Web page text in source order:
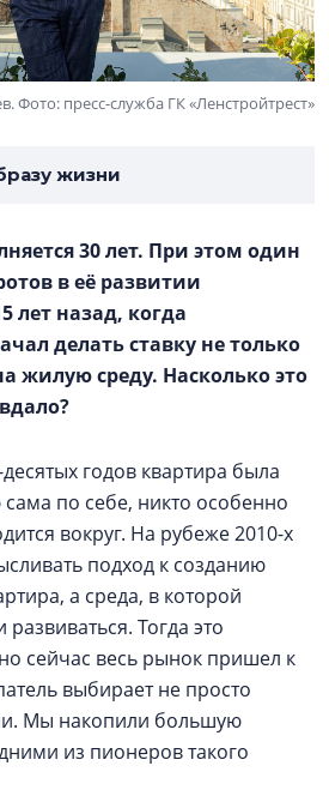
Фото: пресс-служба ГК «Ленстройтрест»
жизни
30 лет. При этом один
в её развитии
лет назад, когда
делать ставку не только
жилую среду. Насколько это
годов квартира была
по себе, никто особенно
вокруг. На рубеже 2010-х
подход к созданию
а среда, в которой
Тогда это
сейчас весь рынок пришел к
выбирает не просто
Мы накопили большую
из пионеров такого